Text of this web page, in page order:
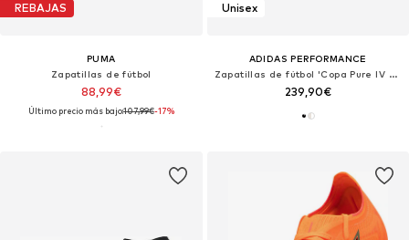
REBAJAS
PUMA
Zapatillas de fútbol
88,99€
Último precio más bajo:107,99€-17%
Unisex
ADIDAS PERFORMANCE
Zapatillas de fútbol 'Copa Pure IV Elite'
239,90€